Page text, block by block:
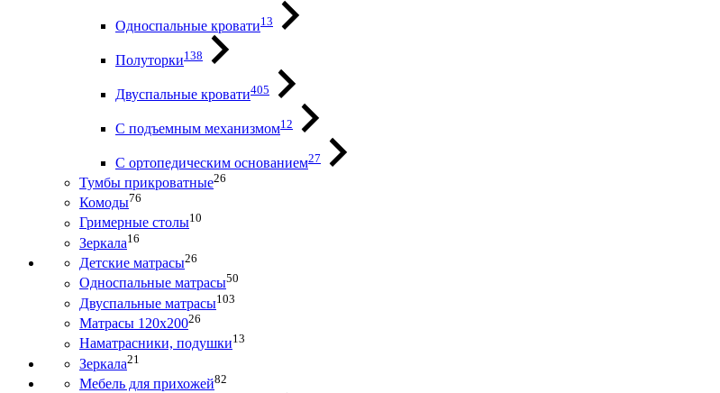
Односпальные кровати13
Полуторки138
Двуспальные кровати405
С подъемным механизмом12
С ортопедическим основанием27
Тумбы прикроватные26
Комоды76
Гримерные столы10
Зеркала16
Детские матрасы26
Односпальные матрасы50
Двуспальные матрасы103
Матрасы 120х20026
Наматрасники, подушки13
Зеркала21
Мебель для прихожей82